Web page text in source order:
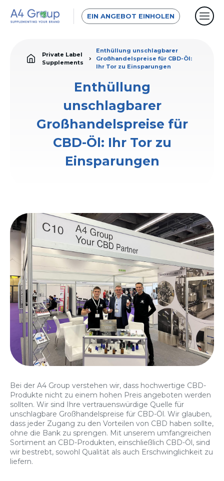
EIN ANGEBOT EINHOLEN
Private Label
Supplements
Enthüllung unschlagbarer
Großhandelspreise für CBD-Öl:
Ihr Tor zu Einsparungen
Enthüllung
unschlagbarer
Großhandelspreise für
CBD-Öl: Ihr Tor zu
Einsparungen
Bei der A4 Group verstehen wir, dass hochwertige CBD-
Produkte nicht zu einem hohen Preis angeboten werden
sollten. Wir sind Ihre vertrauenswürdige Quelle für
unschlagbare Großhandelspreise für CBD-Öl. Wir glauben,
dass jeder Zugang zu den Vorteilen von CBD haben sollte,
ohne die Bank zu sprengen. Mit unserem umfangreichen
Sortiment an CBD-Produkten, einschließlich CBD-Öl, sind
wir bestrebt, sowohl Qualität als auch Erschwinglichkeit zu
liefern.